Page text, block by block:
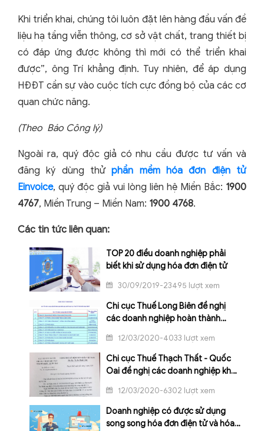
Khi triển khai, chúng tôi luôn đặt lên hàng đầu vấn đề
liệu hạ tầng viễn thông, cơ sở vật chất, trang thiết bị
có đáp ứng được không thì mới có thể triển khai
được”, ông Trí khẳng định. Tuy nhiên, để áp dụng
HĐĐT cần sự vào cuộc tích cực đồng bộ của các cơ
quan chức năng.
(Theo Báo Công lý)
Ngoài ra, quý độc giả có nhu cầu được tư vấn và
đăng ký dùng thửphần mềm hóa đơn điện tử
Einvoice, quý độc giả vui lòng liên hệ Miền Bắc: 1900
4767, Miền Trung – Miền Nam: 1900 4768.
Các tin tức liên quan:
TOP 20 điều doanh nghiệp phải
biết khi sử dụng hóa đơn điện tử
30/09/2019-23495 lượt xem
Chi cục Thuế Long Biên đề nghị
các doanh nghiệp hoàn thành
trong tháng 3/2020
12/03/2020-4033 lượt xem
Chi cục Thuế Thạch Thất - Quốc
Oai đề nghị các doanh nghiệp khẩn
đơn điện tử
12/03/2020-6302 lượt xem
Doanh nghiệp có được sử dụng
song song hóa đơn điện tử và hóa